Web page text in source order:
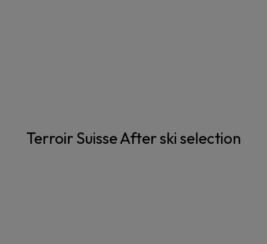
Terroir Suisse After ski selection